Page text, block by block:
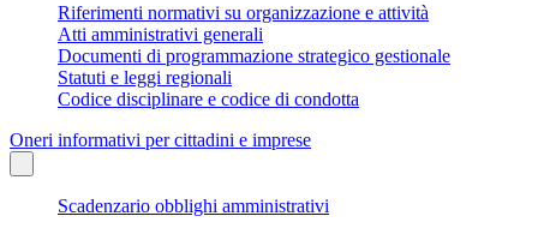
Riferimenti normativi su organizzazione e attività
Atti amministrativi generali
Documenti di programmazione strategico gestionale
Statuti e leggi regionali
Codice disciplinare e codice di condotta
Oneri informativi per cittadini e imprese
Scadenzario obblighi amministrativi